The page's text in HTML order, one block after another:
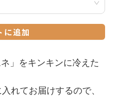
に追加
」をキンキンに冷えた
れてお届けするので、